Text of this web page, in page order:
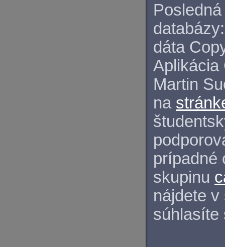
databázy:
dáta
Aplikácia
Martin
na
prípadné
skupinu
nájdete